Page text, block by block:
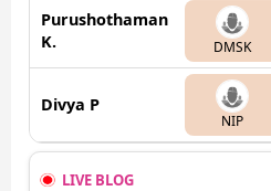
Purushothaman
K.
DMSK
Divya P
NIP
LIVE BLOG